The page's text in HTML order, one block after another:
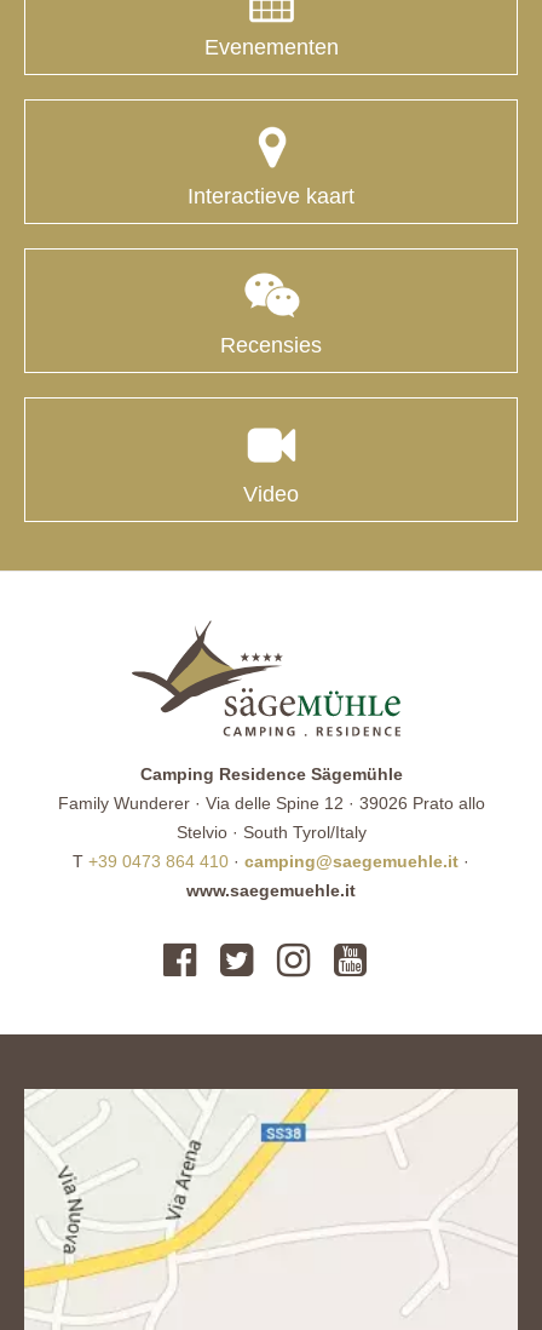
Evenementen
Interactieve kaart
Recensies
Video
Camping Residence Sägemühle
Family Wunderer · Via delle Spine 12 · 39026 Prato allo
Stelvio · South Tyrol/Italy
T +39 0473 864 410 · camping@saegemuehle.it ·
www.saegemuehle.it